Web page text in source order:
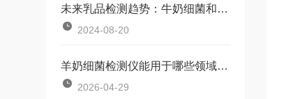
未来乳品检测趋势：牛奶细菌和体细胞一体机
2024-08-20
羊奶细菌检测仪能用于哪些领域？操作与维护指南
2026-04-29